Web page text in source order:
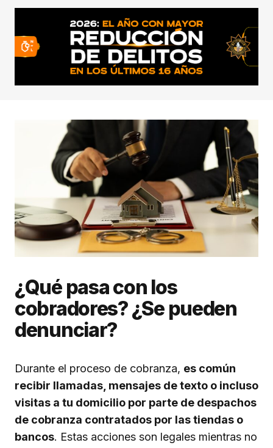
¿Qué pasa con los
cobradores? ¿Se pueden
denunciar?
Durante el proceso de cobranza, es común
recibir llamadas, mensajes de texto o incluso
visitas a tu domicilio por parte de despachos
de cobranza contratados por las tiendas o
bancos. Estas acciones son legales mientras no